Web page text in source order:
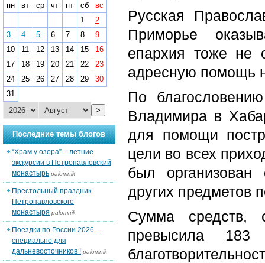
Русская
Приморье
епархия тоже не
адресную помощь
По
Владимира в
для помощи
цели во всех
был
других предметов
Сумма средств,
превысила
пн
вт ср чт пт сб
вс
1
2
3
4 5 6 7 8
9
10
11 12 13 14 15
16
17
18 19 20 21 22
23
24
25 26 27 28 29
30
31
>
Последние темы блогов
“Храм у озера” – летние
экскурсии в Петропавловский
монастырь palomnik
Престольный праздник
Петропавловского
монастыря palomnik
Поездки по России 2026 –
специально для
дальневосточников ! palomnik